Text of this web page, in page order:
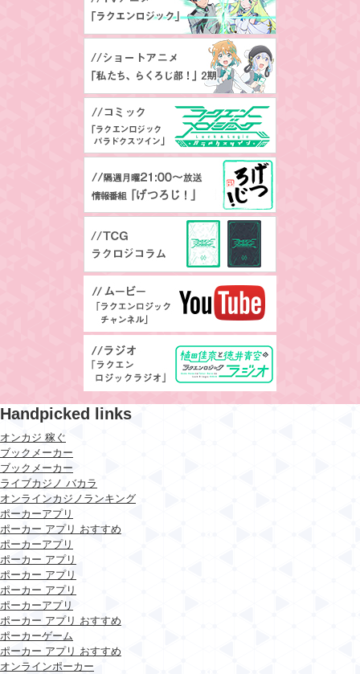
Handpicked links
オンカジ 稼ぐ
ブックメーカー
ブックメーカー
ライブカジノ バカラ
オンラインカジノランキング
ポーカーアプリ
ポーカー アプリ おすすめ
ポーカーアプリ
ポーカー アプリ
ポーカー アプリ
ポーカー アプリ
ポーカーアプリ
ポーカー アプリ おすすめ
ポーカーゲーム
ポーカー アプリ おすすめ
オンラインポーカー